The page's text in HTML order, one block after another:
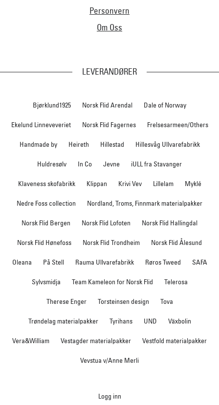
Personvern
Om Oss
LEVERANDØRER
Bjørklund1925 Norsk Flid Arendal Dale of Norway
Ekelund Linneveveriet Norsk Flid Fagernes Frelsesarmeen/Others
Handmade by Heireth Hillestad Hillesvåg Ullvarefabrikk
Huldresølv In Co Jevne iULL fra Stavanger
Klaveness skofabrikk Klippan Krivi Vev Lillelam Myklé
Nedre Foss collection Nordland, Troms, Finnmark materialpakker
Norsk Flid Bergen Norsk Flid Lofoten Norsk Flid Hallingdal
Norsk Flid Hønefoss Norsk Flid Trondheim Norsk Flid Ålesund
Oleana På Stell Rauma Ullvarefabrikk Røros Tweed SAFA
Sylvsmidja Team Kameleon for Norsk Flid Telerosa
Therese Enger Torsteinsen design Tova
Trøndelag materialpakker Tyrihans UND Växbolin
Vera&William Vestagder materialpakker Vestfold materialpakker
Vevstua v/Anne Merli
Logg inn